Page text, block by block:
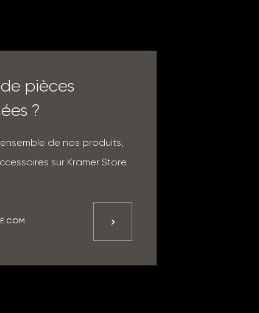
pièces
?
de nos produits,
sur Kramer Store.